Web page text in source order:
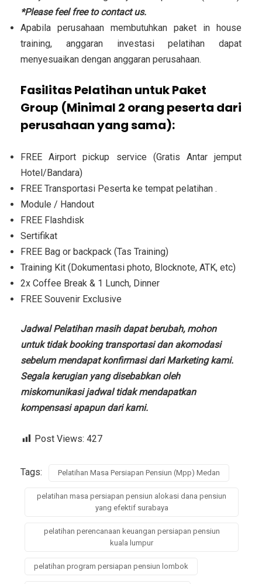
*Please feel free to contact us.
Apabila perusahaan membutuhkan paket in house
training, anggaran investasi pelatihan dapat
menyesuaikan dengan anggaran perusahaan.
Fasilitas Pelatihan untuk Paket
Group (Minimal 2 orang peserta dari
perusahaan yang sama):
FREE Airport pickup service (Gratis Antar jemput
Hotel/Bandara)
FREE Transportasi Peserta ke tempat pelatihan .
Module / Handout
FREE Flashdisk
Sertifikat
FREE Bag or backpack (Tas Training)
Training Kit (Dokumentasi photo, Blocknote, ATK, etc)
2x Coffee Break & 1 Lunch, Dinner
FREE Souvenir Exclusive
Jadwal Pelatihan masih dapat berubah, mohon
untuk tidak booking transportasi dan akomodasi
sebelum mendapat konfirmasi dari Marketing kami.
Segala kerugian yang disebabkan oleh
miskomunikasi jadwal tidak mendapatkan
kompensasi apapun dari kami.
Post Views: 427
Tags: Pelatihan Masa Persiapan Pensiun (Mpp) Medan
pelatihan masa persiapan pensiun alokasi dana pensiun
yang efektif surabaya
pelatihan perencanaan keuangan persiapan pensiun
kuala lumpur
pelatihan program persiapan pensiun lombok